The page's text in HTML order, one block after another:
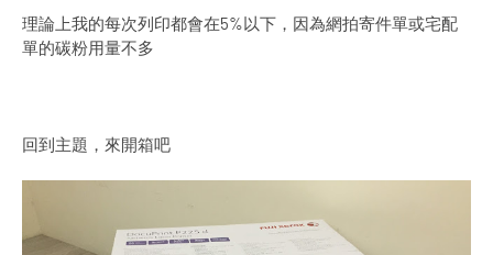
理論上我的每次列印都會在5%以下，因為網拍寄件單或宅配
單的碳粉用量不多
回到主題，來開箱吧